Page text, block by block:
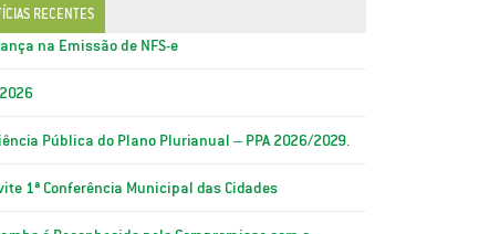
RECENTES
na Emissão de NFS-e
2026
Pública do Plano Plurianual – PPA 2026/2029.
1ª Conferência Municipal das Cidades